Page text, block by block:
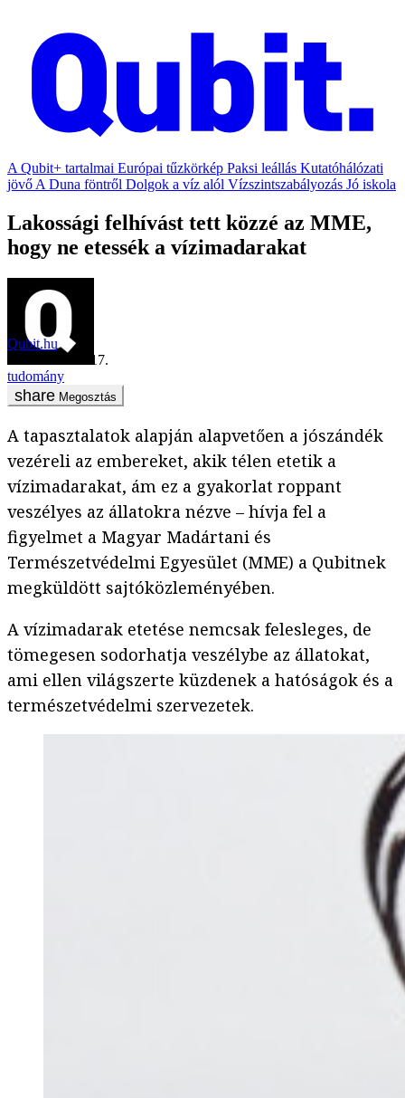
A Qubit+ tartalmai Európai tűzkörkép Paksi leállás Kutatóhálózati
jövő A Duna föntről Dolgok a víz alól Vízszintszabályozás Jó iskola
Lakossági felhívást tett közzé az MME,
hogy ne etessék a vízimadarakat
Qubit.hu
2023. október 17.
tudomány
Megosztás
A tapasztalatok alapján alapvetően a jószándék
vezéreli az embereket, akik télen etetik a
vízimadarakat, ám ez a gyakorlat roppant
veszélyes az állatokra nézve – hívja fel a
figyelmet a Magyar Madártani és
Természetvédelmi Egyesület (MME) a Qubitnek
megküldött sajtóközleményében.
A vízimadarak etetése nemcsak felesleges, de
tömegesen sodorhatja veszélybe az állatokat,
ami ellen világszerte küzdenek a hatóságok és a
természetvédelmi szervezetek.